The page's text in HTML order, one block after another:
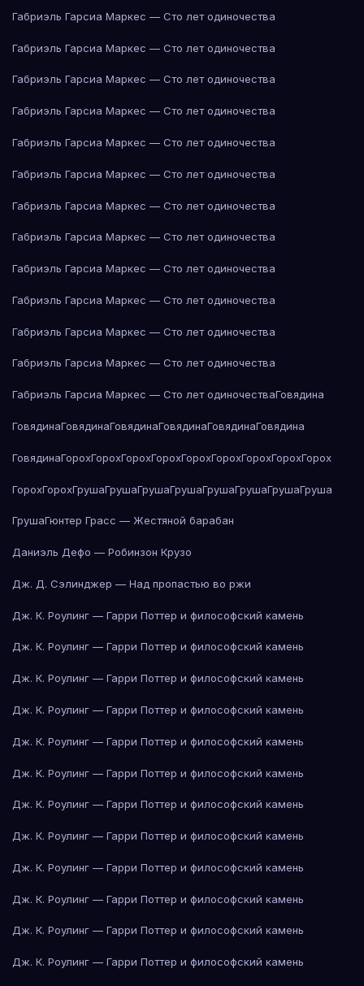
Габриэль Гарсиа Маркес — Сто лет одиночества
Габриэль Гарсиа Маркес — Сто лет одиночества
Габриэль Гарсиа Маркес — Сто лет одиночества
Габриэль Гарсиа Маркес — Сто лет одиночества
Габриэль Гарсиа Маркес — Сто лет одиночества
Габриэль Гарсиа Маркес — Сто лет одиночества
Габриэль Гарсиа Маркес — Сто лет одиночества
Габриэль Гарсиа Маркес — Сто лет одиночества
Габриэль Гарсиа Маркес — Сто лет одиночества
Габриэль Гарсиа Маркес — Сто лет одиночества
Габриэль Гарсиа Маркес — Сто лет одиночества
Габриэль Гарсиа Маркес — Сто лет одиночества
Габриэль Гарсиа Маркес — Сто лет одиночестваГовядина
ГовядинаГовядинаГовядинаГовядинаГовядинаГовядина
ГовядинаГорохГорохГорохГорохГорохГорохГорохГорохГорох
ГорохГорохГрушаГрушаГрушаГрушаГрушаГрушаГрушаГруша
ГрушаГюнтер Грасс — Жестяной барабан
Даниэль Дефо — Робинзон Крузо
Дж. Д. Сэлинджер — Над пропастью во ржи
Дж. К. Роулинг — Гарри Поттер и философский камень
Дж. К. Роулинг — Гарри Поттер и философский камень
Дж. К. Роулинг — Гарри Поттер и философский камень
Дж. К. Роулинг — Гарри Поттер и философский камень
Дж. К. Роулинг — Гарри Поттер и философский камень
Дж. К. Роулинг — Гарри Поттер и философский камень
Дж. К. Роулинг — Гарри Поттер и философский камень
Дж. К. Роулинг — Гарри Поттер и философский камень
Дж. К. Роулинг — Гарри Поттер и философский камень
Дж. К. Роулинг — Гарри Поттер и философский камень
Дж. К. Роулинг — Гарри Поттер и философский камень
Дж. К. Роулинг — Гарри Поттер и философский камень